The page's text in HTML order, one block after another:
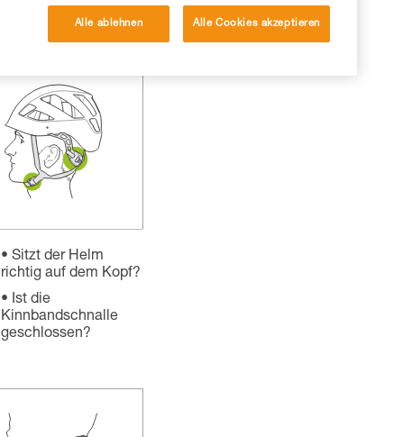
Sitzt der Helm
richtig auf dem Kopf?
Ist die
Kinnbandschnalle
geschlossen?
Alle ablehnen Alle Cookies akzeptieren